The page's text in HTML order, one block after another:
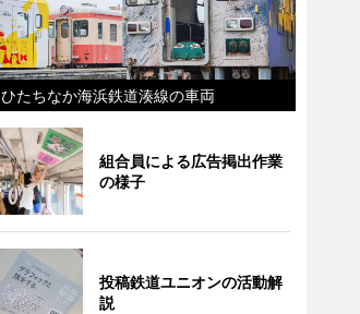
ひたちなか海浜鉄道湊線の車両
組合員による広告掲出作業
の様子
投稿鉄道ユニオンの活動解
説